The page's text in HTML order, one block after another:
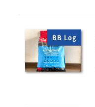
BB Log